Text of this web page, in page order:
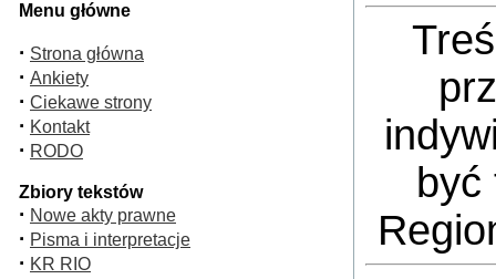
Menu główne
· Strona główna
· Ankiety
· Ciekawe strony
· Kontakt
· RODO
Zbiory tekstów
· Nowe akty prawne
· Pisma i interpretacje
· KR RIO